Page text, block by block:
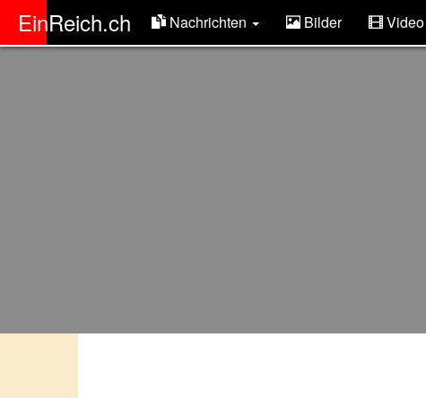
EinReich.ch Nachrichten Bilder Video
ER